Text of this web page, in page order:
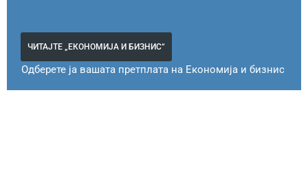
ЧИТАЈТЕ „ЕКОНОМИЈА И БИЗНИС“
Одберете ја вашата претплата на Економија и бизнис